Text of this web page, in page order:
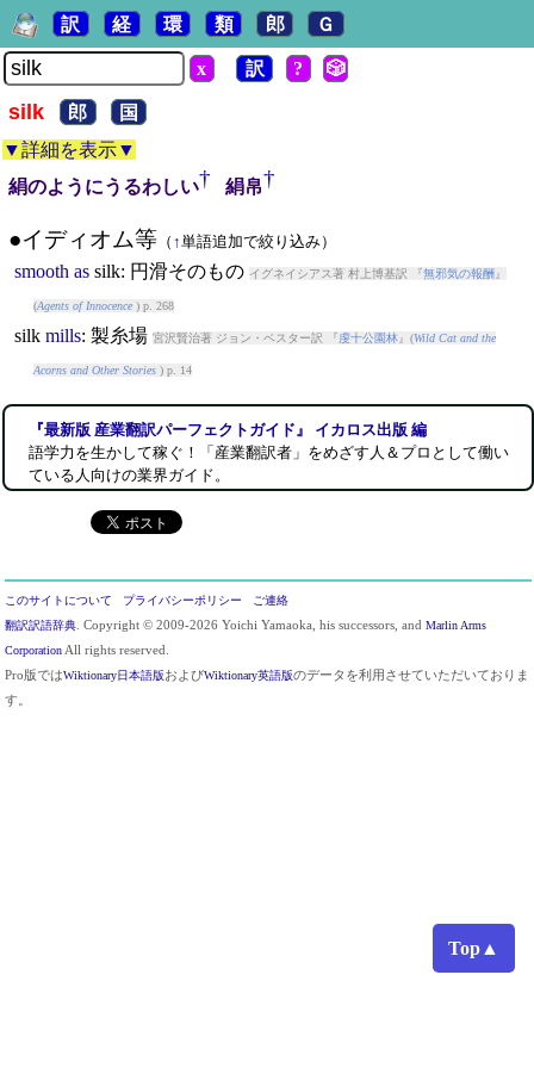
Top▲
訳 経 環 類 郎 Ｇ
x 訳 ? 🎲
silk 郎
国
▼詳細を表示▼
絹のようにうるわしい† 絹帛†
●イディオム等（ ↑単語追加で絞り込み）
smooth as silk: 円滑そのもの イグネイシアス著 村上博基訳 『無邪気の報酬 』
(Agents of Innocence) p. 268
silk mills: 製糸場 宮沢賢治著 ジョン・ベスター訳 『虔十公園林』(Wild Cat and the
Acorns and Other Stories) p. 14
『最新版 産業翻訳パーフェクトガイド』 イカロス出版 編
語学力を生かして稼ぐ！「産業翻訳者」をめざす人＆プロとして働い
ている人向けの業界ガイド。
このサイトについて プライバシーポリシー
ご連絡
翻訳訳語辞典. Copyright © 2009-2026 Yoichi Yamaoka, his successors, and Marlin Arms
CorporationAll rights reserved.
Pro版ではWiktionary日本語版およびWiktionary英語版のデータを利用させていただいておりま
す。